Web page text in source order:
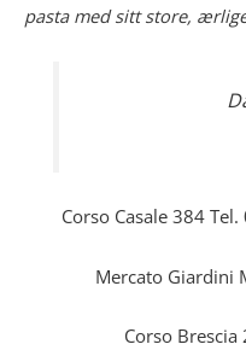
pasta med sitt store,
Corso Casale 384
Mercato Giardini
Corso